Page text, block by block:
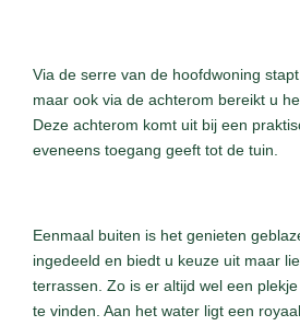
Via de serre van de hoofdwoning
maar ook via de achterom bereikt u
Deze achterom komt uit bij een
eveneens toegang geeft tot de tuin.
Eenmaal buiten is het genieten
ingedeeld en biedt u keuze uit maar
terrassen. Zo is er altijd wel een
te vinden. Aan het water ligt een